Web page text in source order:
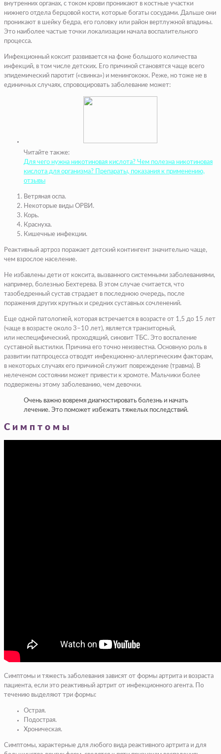
внутренних органах, с током крови проникают в костные участки
нижнего отдела берцовой кости, которые богаты сосудами. Дальше они
проникают в шейку бедра, его головку или район вертлужной впадины.
Это наиболее частые точки локализации начала воспалительного
процесса.
Инфекционный коксит развивается на фоне большого количества
инфекций, в том числе детских. Его причиной становятся чаще всего
эпидемический паротит («свинка») и менингококк. Реже, но тоже не в
единичных случаях, спровоцировать заболевание может:
Читайте также:
Для чего нужна никотиновая кислота? Чем полезна никотиновая
кислота для организма? Препараты, показания к применению,
отзывы
Ветряная оспа.
Некоторые виды ОРВИ.
Корь.
Краснуха.
Кишечные инфекции.
Реактивный артроз поражает детский контингент значительно чаще,
чем взрослое население.
Не избавлены дети от коксита, вызванного системными заболеваниями,
например, болезнью Бехтерева. В этом случае считается, что
тазобедренный сустав страдает в последнюю очередь, после
поражения других крупных и средних суставных сочленений.
Еще одной патологией, которая встречается в возрасте от 1,5 до 15 лет
(чаще в возрасте около 3–10 лет), является транзиторный,
или неспецифический, проходящий, синовит ТБС. Это воспаление
суставной выстилки. Причина его точно неизвестна. Основную роль в
развитии патпроцесса отводят инфекционно-аллергическим факторам,
в некоторых случаях его причиной служит повреждение (травма). В
нелеченом состоянии может привести к хромоте. Мальчики более
подвержены этому заболеванию, чем девочки.
Очень важно вовремя диагностировать болезнь и начать
лечение. Это поможет избежать тяжелых последствий.
Симптомы
Симптомы и тяжесть заболевания зависят от формы артрита и возраста
пациента, если это реактивный артрит от инфекционного агента. По
течению выделяют три формы:
Острая.
Подострая.
Хроническая.
Симптомы, характерные для любого вида реактивного артрита и для